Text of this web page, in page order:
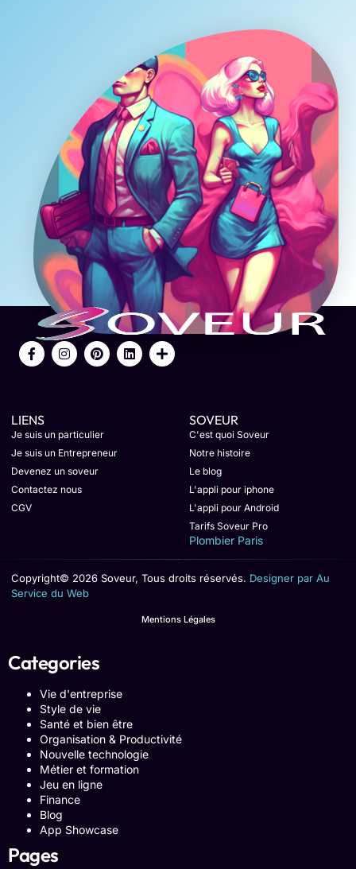
LIENS
Je suis un particulier
Je suis un Entrepreneur
Devenez un soveur
Contactez nous
CGV
SOVEUR
C'est quoi Soveur
Notre histoire
Le blog
L'appli pour iphone
L'appli pour Android
Tarifs Soveur Pro
Plombier Paris
Copyright© 2026 Soveur, Tous droits réservés. Designer par Au
Service du Web
Mentions Légales
Categories
Vie d'entreprise
Style de vie
Santé et bien être
Organisation & Productivité
Nouvelle technologie
Métier et formation
Jeu en ligne
Finance
Blog
App Showcase
Pages